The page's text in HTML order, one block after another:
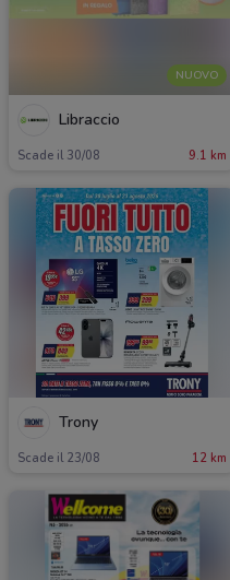
NUOVO
Libraccio
Scade il 30/08 9.1 km
Trony
Scade il 23/08 12 km